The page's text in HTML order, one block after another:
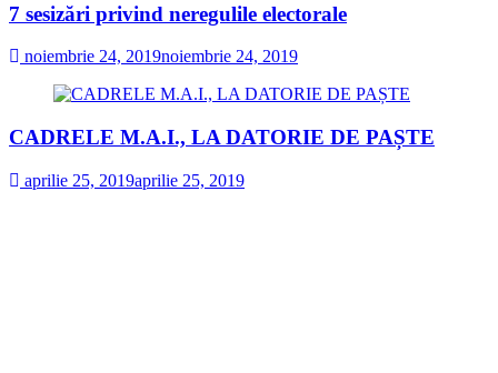
7 sesizări privind neregulile electorale
noiembrie 24, 2019noiembrie 24, 2019
CADRELE M.A.I., LA DATORIE DE PAȘTE
aprilie 25, 2019aprilie 25, 2019